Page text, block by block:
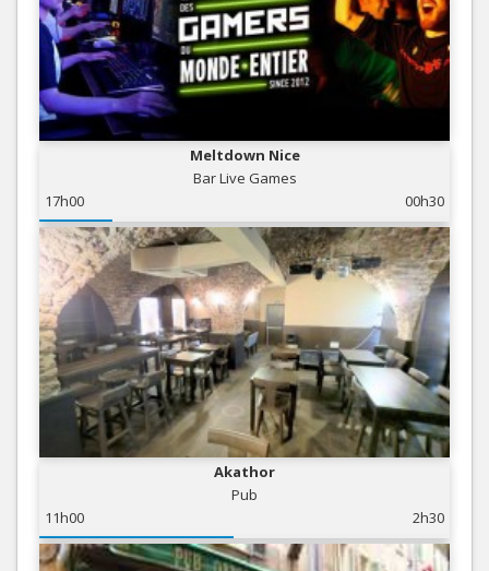
Meltdown Nice
Bar Live Games
17h00
00h30
Akathor
Pub
11h00
2h30